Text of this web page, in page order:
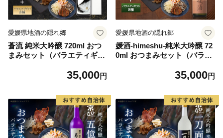
愛媛県地酒の隠れ郷
蒼流 純米大吟醸 720ml おつ
まみセット（バラエティギフ
大吟醸酒 酒 お酒 アルコール
【えひめの町（超）推し！
（内子町）】（597）
35,000円
愛媛県地酒の隠れ郷
媛酒-himeshu-純米大吟醸 72
0ml おつまみセット（バラエ
酒 純米 大吟醸酒 酒 お酒 ア
愛媛県 【えひめの町（超）推
し！（内子町）】（598）
35,000円